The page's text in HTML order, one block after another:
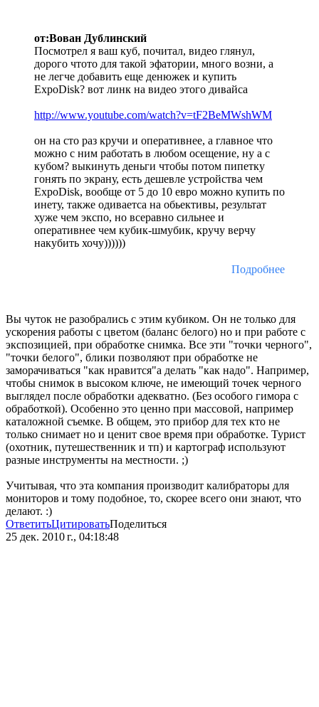
от:Вован Дублинский
Посмотрел я ваш куб, почитал, видео глянул,
дорого чтото для такой эфатории, много возни, а
не легче добавить еще денюжек и купить
ExpoDisk? вот линк на видео этого дивайса
http://www.youtube.com/watch?v=tF2BeMWshWM
он на сто раз кручи и оперативнее, а главное что
можно с ним работать в любом осещение, ну а с
кубом? выкинуть деньги чтобы потом пипетку
гонять по экрану, есть дешевле устройства чем
ExpoDisk, вообще от 5 до 10 евро можно купить по
инету, также одиваетса на обьективы, результат
хуже чем экспо, но всеравно сильнее и
оперативнее чем кубик-шмубик, кручу верчу
накубить хочу))))))
Подробнее
Вы чуток не разобрались с этим кубиком. Он не только для
ускорения работы с цветом (баланс белого) но и при работе с
экспозицией, при обработке снимка. Все эти "точки черного",
"точки белого", блики позволяют при обработке не
заморачиваться "как нравится"а делать "как надо". Например,
чтобы снимок в высоком ключе, не имеющий точек черного
выглядел после обработки адекватно. (Без особого гимора с
обработкой). Особенно это ценно при массовой, например
каталожной съемке. В общем, это прибор для тех кто не
только снимает но и ценит свое время при обработке. Турист
(охотник, путешественник и тп) и картограф используют
разные инструменты на местности. ;)
Учитывая, что эта компания производит калибраторы для
мониторов и тому подобное, то, скорее всего они знают, что
делают. :)
ОтветитьЦитироватьПоделиться
25 дек. 2010 г., 04:18:48